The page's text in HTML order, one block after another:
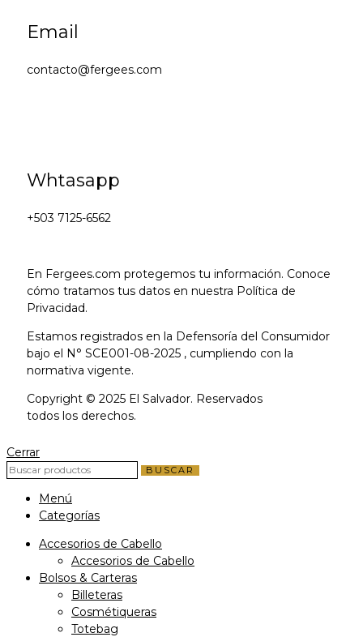
Email
contacto@fergees.com
Whtasapp
+503 7125-6562
En Fergees.com protegemos tu información. Conoce
cómo tratamos tus datos en nuestra Política de
Privacidad.
Estamos registrados en la Defensoría del Consumidor
bajo el N° SCE001-08-2025 , cumpliendo con la
normativa vigente.
Copyright © 2025 El Salvador. Reservados
todos los derechos.
Cerrar
BUSCAR
Menú
Categorías
Accesorios de Cabello
Accesorios de Cabello
Bolsos & Carteras
Billeteras
Cosmétiqueras
Totebag